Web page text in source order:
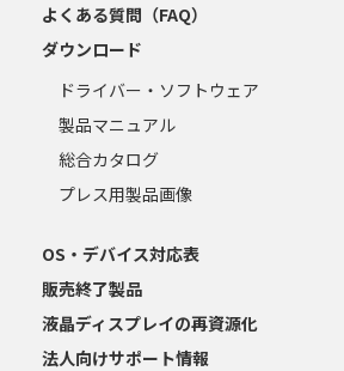
よくある質問（FAQ）
ダウンロード
ドライバー・ソフトウェア
製品マニュアル
総合カタログ
プレス用製品画像
OS・デバイス対応表
販売終了製品
液晶ディスプレイの再資源化
法人向けサポート情報